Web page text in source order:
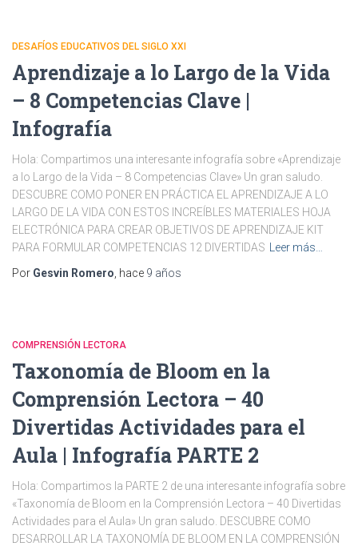
DESAFÍOS EDUCATIVOS DEL SIGLO XXI
Aprendizaje a lo Largo de la Vida
– 8 Competencias Clave |
Infografía
Hola: Compartimos una interesante infografía sobre «Aprendizaje
a lo Largo de la Vida – 8 Competencias Clave» Un gran saludo.
DESCUBRE COMO PONER EN PRÁCTICA EL APRENDIZAJE A LO
LARGO DE LA VIDA CON ESTOS INCREÍBLES MATERIALES HOJA
ELECTRÓNICA PARA CREAR OBJETIVOS DE APRENDIZAJE KIT
PARA FORMULAR COMPETENCIAS 12 DIVERTIDAS
Leer más…
Por Gesvin Romero , hace 9 años
COMPRENSIÓN LECTORA
Taxonomía de Bloom en la
Comprensión Lectora – 40
Divertidas Actividades para el
Aula | Infografía PARTE 2
Hola: Compartimos la PARTE 2 de una interesante infografía sobre
«Taxonomía de Bloom en la Comprensión Lectora – 40 Divertidas
Actividades para el Aula» Un gran saludo. DESCUBRE COMO
DESARROLLAR LA TAXONOMÍA DE BLOOM EN LA COMPRENSIÓN